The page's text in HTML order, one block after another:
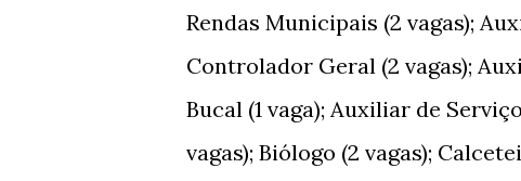
Rendas Municipais (2 vagas);
Controlador Geral (2 vagas);
Bucal (1 vaga); Auxiliar de
vagas); Biólogo (2 vagas);